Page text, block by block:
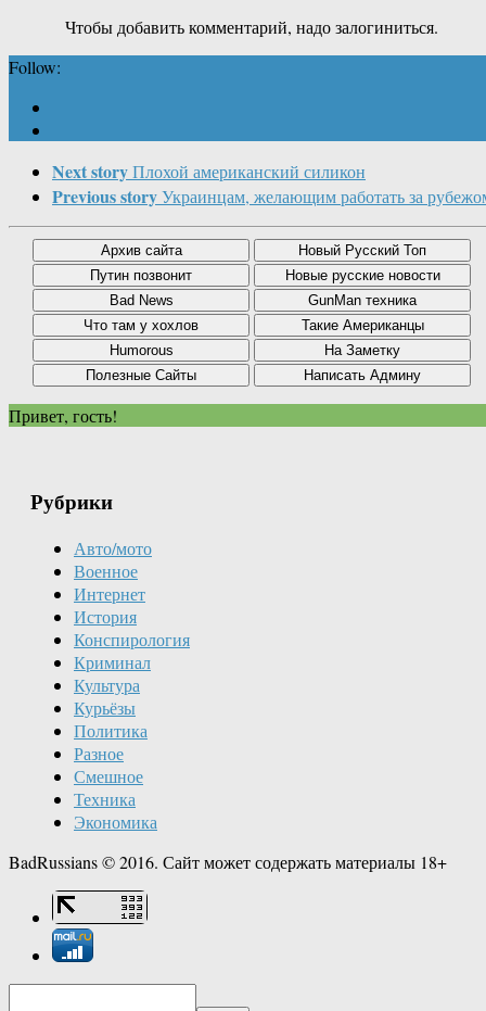
Чтобы добавить комментарий, надо залогиниться.
Follow:
Next storyПлохой американский силикон
Previous storyУкраинцам, желающим работать за
Привет, гость!
Рубрики
Авто/мото
Военное
Интернет
История
Конспирология
Криминал
Культура
Курьёзы
Политика
Разное
Смешное
Техника
Экономика
BadRussians © 2016. Сайт может содержать материалы 18+